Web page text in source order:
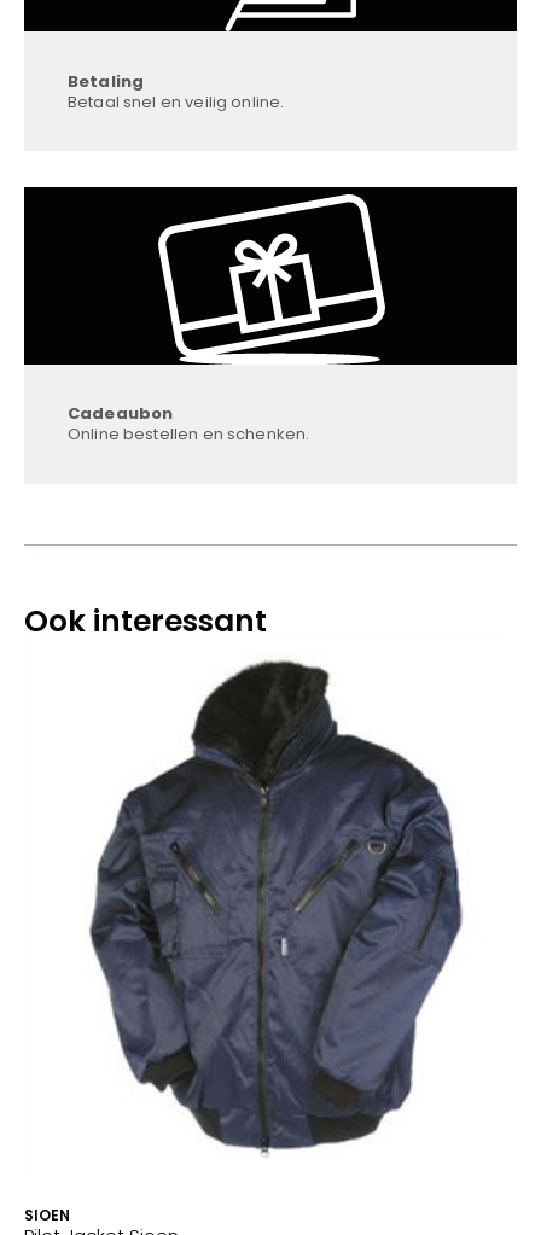
Betaling
Betaal snel en veilig online.
Cadeaubon
Online bestellen en schenken.
Ook interessant
SIOEN